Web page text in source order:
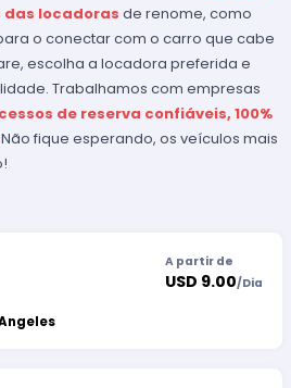
das locadorasde renome, como
o conectar com o carro que cabe
escolha a locadora preferida e
Trabalhamos com empresas
de reserva confiáveis, 100%
Não fique esperando, os veículos mais
A partir de
USD 9.00/Dia